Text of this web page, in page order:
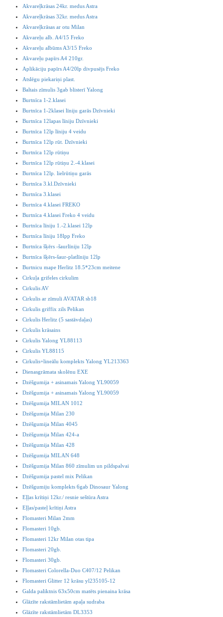
Akvareļkrāsas 24kr. medus Astra
Akvareļkrāsas 32kr. medus Astra
Akvareļkrāsas ar otu Milan
Akvareļu alb. A4/15 Freko
Akvareļu albūms A3/15 Freko
Akvareļu papīrs A4 210gr.
Aplikāciju papīrs A4/20lp divpusējs Freko
Atslēgu piekariņi plast.
Baltais zīmulis 3gab blisterī Yalong
Burtnīca 1-2.klasei
Burtnīca 1-2klasei līniju garās Dzīvnieki
Burtnīca 12lapas līniju Dzīvnieki
Burtnīca 12lp līniju 4 veidu
Burtnīca 12lp rūt. Dzīvnieki
Burtnīca 12lp rūtiņu
Burtnīca 12lp rūtiņu 2.-4.klasei
Burtnīca 12lp. lielrūtiņu garās
Burtnīca 3.kl.Dzīvnieki
Burtnīca 3.klasei
Burtnīca 4.klasei FREKO
Burtnīca 4.klasei Freko 4 veidu
Burtnīca līniju 1.-2.klasei 12lp
Burtnīca līniju 18lpp Freko
Burtnīca šķērs -šaurlīniju 12lp
Burtnīca šķērs-šaur-platlīniju 12lp
Burtnicu mape Herlitz 18.5*23cm meitene
Cirkuļa grifeles cirkulim
Cirkulis AV
Cirkulis ar zīmuli AVATAR sb18
Cirkulis griffix zils Pelikan
Cirkulis Herlitz (5 sastāvdaļas)
Cirkulis krāsains
Cirkulis Yalong YL88113
Cirkulis YL88115
Cirkulis+lineālu komplekts Yalong YL213363
Dienasgrāmata skolēnu EXE
Dzēšgumija + asinamais Yalong YL90059
Dzēšgumija + asinamais Yalong YL90059
Dzēšgumija MILAN 1012
Dzēšgumija Milan 230
Dzēšgumija Milan 4045
Dzēšgumija Milan 424-a
Dzēšgumija Milan 428
Dzēšgumija MILAN 648
Dzēšgumija Milan 860 zīmulim un pildspalvai
Dzēšgumija pastel mix Pelikan
Dzēšgumiju komplekts 6gab Dinosaur Yalong
Eļļas krītiņi 12kr./ resnie seštūra Astra
Eļļas/pasteļ krītiņi Astra
Flomasteri Milan 2mm
Flomasteri 10gb.
Flomasteri 12kr Milan otas tipa
Flomasteri 20gb.
Flomasteri 30gb.
Flomasteri Colorella-Duo C407/12 Pelikan
Flomasteri Glitter 12 krāsu yl235105-12
Galda paliktnis 63x50cm matēts pienaina krāsa
Glāzīte rakstāmlietām apaļa sudraba
Glāzīte rakstāmlietām DL3353